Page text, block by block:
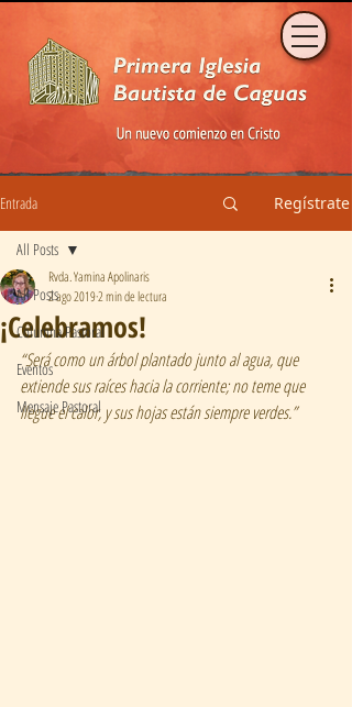
Entrada Regístrate
All Posts
Columna Pastoral
Eventos
Mensaje Pastoral
All Posts
¡Celebramos!
Rvda. Yamina Apolinaris
2 ago 20192 min de lectura
“Será como un árbol plantado junto al agua, que
extiende sus raíces hacia la corriente; no teme que
llegue el calor, y sus hojas están siempre verdes.”